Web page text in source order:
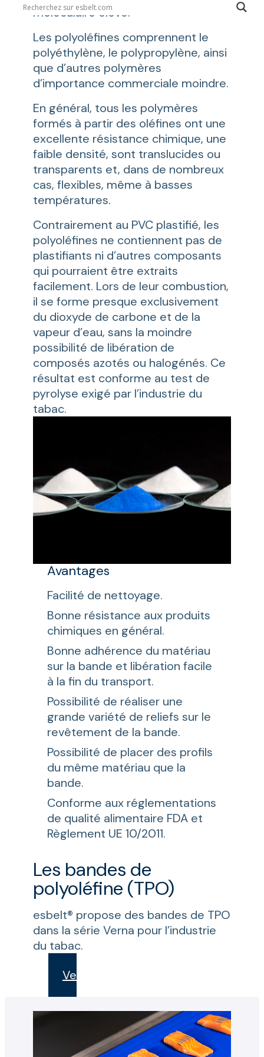
moléculaire élevé.
Les polyoléfines comprennent le
polyéthylène, le polypropylène, ainsi
que d’autres polymères
d’importance commerciale moindre.
En général, tous les polymères
formés à partir des oléfines ont une
excellente résistance chimique, une
faible densité, sont translucides ou
transparents et, dans de nombreux
cas, flexibles, même à basses
températures.
Contrairement au PVC plastifié, les
polyoléfines ne contiennent pas de
plastifiants ni d’autres composants
qui pourraient être extraits
facilement. Lors de leur combustion,
il se forme presque exclusivement
du dioxyde de carbone et de la
vapeur d’eau, sans la moindre
possibilité de libération de
composés azotés ou halogénés. Ce
résultat est conforme au test de
pyrolyse exigé par l’industrie du
tabac.
Avantages
Facilité de nettoyage.
Bonne résistance aux produits
chimiques en général.
Bonne adhérence du matériau
sur la bande et libération facile
à la fin du transport.
Possibilité de réaliser une
grande variété de reliefs sur le
revêtement de la bande.
Possibilité de placer des profils
du même matériau que la
bande.
Conforme aux réglementations
de qualité alimentaire FDA et
Règlement UE 10/2011.
Les bandes de
polyoléfine (TPO)
esbelt® propose des bandes de TPO
dans la série Verna pour l’industrie
du tabac.
Verna